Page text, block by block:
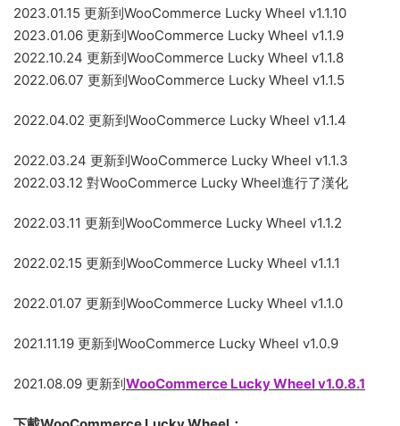
2023.01.15 更新到WooCommerce Lucky Wheel v1.1.10
2023.01.06 更新到WooCommerce Lucky Wheel v1.1.9
2022.10.24 更新到WooCommerce Lucky Wheel v1.1.8
2022.06.07 更新到WooCommerce Lucky Wheel v1.1.5
2022.04.02 更新到WooCommerce Lucky Wheel v1.1.4
2022.03.24 更新到WooCommerce Lucky Wheel v1.1.3
2022.03.12 對WooCommerce Lucky Wheel進行了漢化
2022.03.11 更新到WooCommerce Lucky Wheel v1.1.2
2022.02.15 更新到WooCommerce Lucky Wheel v1.1.1
2022.01.07 更新到WooCommerce Lucky Wheel v1.1.0
2021.11.19 更新到WooCommerce Lucky Wheel v1.0.9
2021.08.09 更新到WooCommerce Lucky Wheel v1.0.8.1